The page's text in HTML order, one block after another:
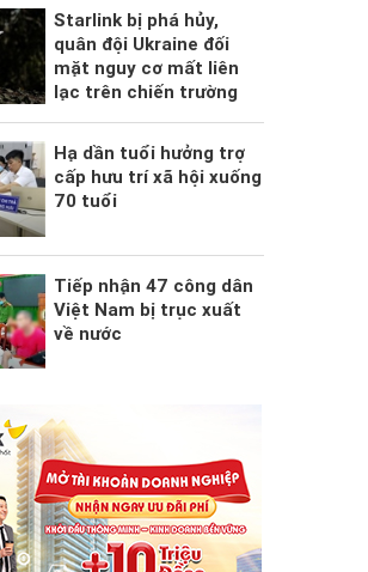
Starlink bị phá hủy,
quân đội Ukraine đối
mặt nguy cơ mất liên
lạc trên chiến trường
Hạ dần tuổi hưởng trợ
cấp hưu trí xã hội xuống
70 tuổi
Tiếp nhận 47 công dân
Việt Nam bị trục xuất
về nước